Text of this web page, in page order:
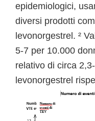
epidemiologici,
diversi prodotti
levonorgestrel. ²
5-7 per 10.000
relativo di circa
levonorgestrel